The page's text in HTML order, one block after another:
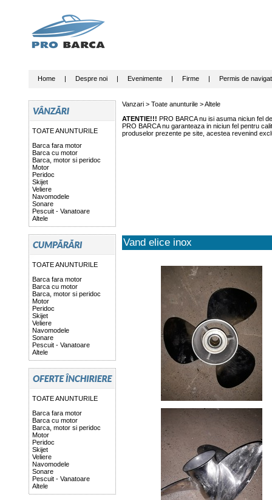
Home| Despre noi| Evenimente| Firme| Permis de
TOATE ANUNTURILE
Barca fara motor
Barca cu motor
Barca, motor si peridoc
Motor
Peridoc
Skijet
Veliere
Navomodele
Sonare
Pescuit - Vanatoare
Altele
TOATE ANUNTURILE
Barca fara motor
Barca cu motor
Barca, motor si peridoc
Motor
Peridoc
Skijet
Veliere
Navomodele
Sonare
Pescuit - Vanatoare
Altele
TOATE ANUNTURILE
Barca fara motor
Barca cu motor
Barca, motor si peridoc
Motor
Peridoc
Skijet
Veliere
Navomodele
Sonare
Pescuit - Vanatoare
Altele
Vanzari > Toate anunturile>Altele
ATENTIE!!! PRO BARCA nu isi asuma niciun fel
PRO BARCA nu garanteaza in niciun fel pentru
produselor prezente pe site, acestea revenind
Vand elice inox